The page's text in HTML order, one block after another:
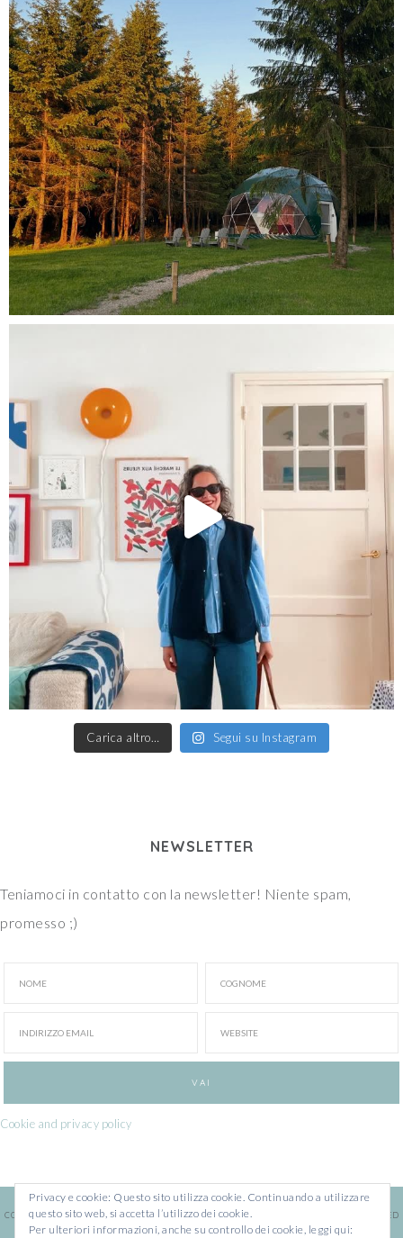
Carica altro… Segui su Instagram
NEWSLETTER
Teniamoci in contatto con la newsletter! Niente spam,
promesso ;)
Cookie and privacy policy
COPYRIGHT © 2026 · ILARIA CHIARATTI · WEBSITE BYFRANCESCA MARANO
· POWERED
BY WORDPRESS
Privacy e cookie: Questo sito utilizza cookie. Continuando a utilizzare
questo sito web, si accetta l’utilizzo dei cookie.
Per ulteriori informazioni, anche su controllo dei cookie, leggi qui: